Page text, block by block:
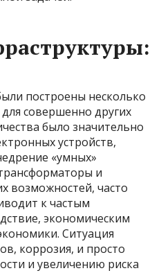
построены несколько
совершенно других
было значительно
устройств,
«умных»
и
возможностей, часто
к частым
экономическим
Ситуация
коррозия, и просто
и увеличению риска